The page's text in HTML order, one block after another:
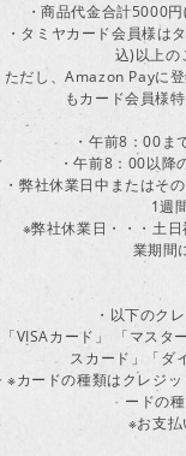
・商品代金合計5000
・タミヤカード会員様は
込)以上の
ただし、Amazon Payに
もカード会員様
・午前8：00ま
・午前8：00以降
・弊社休業日中またはそ
1週
※弊社休業日・・・土日
業期間
・以下のク
「VISAカード」 「マス
スカード」「ダ
※カードの種類はクレジ
ードの
※お支払